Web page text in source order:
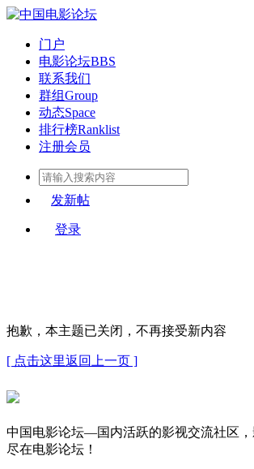
门户
电影论坛BBS
联系我们
群组Group
动态Space
排行榜Ranklist
注册会员
发新帖
登录
抱歉，本主题已关闭，不再接受新内容
[ 点击这里返回上一页 ]
中国电影论坛—国内活跃的影视交流社区
尽在电影论坛！